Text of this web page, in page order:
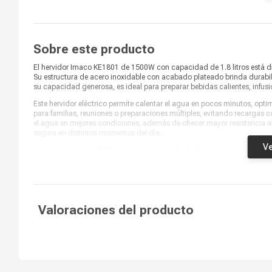
Capacidad
Potencia 1500 W
¿Qué incluye en la caja? Hervidor
Sobre este producto
El hervidor Imaco KE1801 de 1500W con capacidad de 1.8 litros está
Su estructura de acero inoxidable con acabado plateado brinda
su capacidad generosa, es ideal para preparar bebidas calientes,
Este hervidor eléctrico permite calentar el agua en pocos minutos,
para familias, reuniones o preparaciones múltiples, evitando recargas
el agua en mejores condiciones, además de ofrecer mayor
El hervidor Imaco KE1801 destaca por su diseño funcional y
electrodoméstico esencial. Su acabado plateado aporta un estilo
Valoraciones del producto